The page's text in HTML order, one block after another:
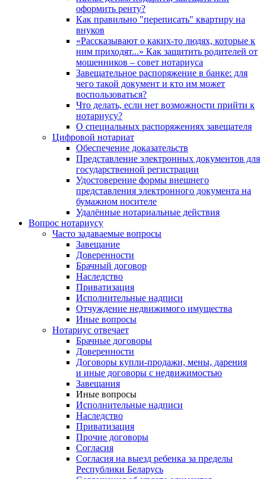
оформить ренту?
Как правильно "переписать" квартиру на
внуков
«Рассказывают о каких-то людях, которые к
ним приходят...» Как защитить родителей от
мошенников – совет нотариуса
Завещательное распоряжение в банке: для
чего такой документ и кто им может
воспользоваться?
Что делать, если нет возможности прийти к
нотариусу?
О специальных распоряжениях завещателя
Цифровой нотариат
Обеспечение доказательств
Представление электронных документов для
государственной регистрации
Удостоверение формы внешнего
представления электронного документа на
бумажном носителе
Удалённые нотариальные действия
Вопрос нотариусу
Часто задаваемые вопросы
Завещание
Доверенности
Брачный договор
Наследство
Приватизация
Исполнительные надписи
Отчуждение недвижимого имущества
Иные вопросы
Нотариус отвечает
Брачные договоры
Доверенности
Договоры купли-продажи, мены, дарения
и иные договоры с недвижимостью
Завещания
Иные вопросы
Исполнительные надписи
Наследство
Приватизация
Прочие договоры
Согласия
Согласия на выезд ребенка за пределы
Республики Беларусь